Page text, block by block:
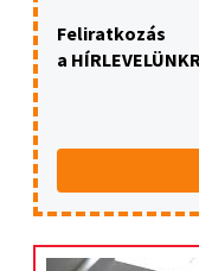
Feliratkozás
a